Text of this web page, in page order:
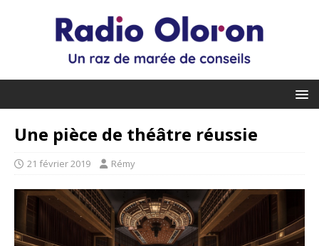
Une pièce de théâtre réussie
21 février 2019 Rémy